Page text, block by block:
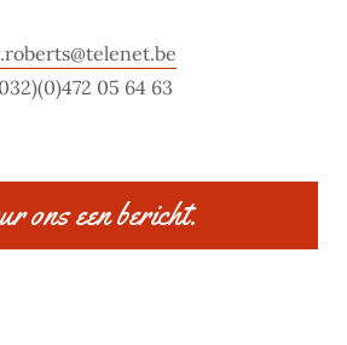
05 64 63
ons een bericht.